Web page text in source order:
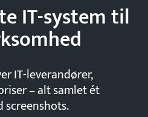
IT-system til
IT-leverandører,
– alt samlet ét
screenshots.